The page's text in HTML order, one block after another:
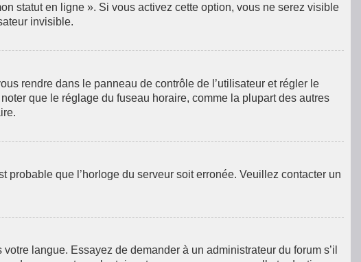
statut en ligne ». Si vous activez cette option, vous ne serez visible
invisible.
rendre dans le panneau de contrôle de l’utilisateur et régler le
que le réglage du fuseau horaire, comme la plupart des autres
probable que l’horloge du serveur soit erronée. Veuillez contacter un
langue. Essayez de demander à un administrateur du forum s’il